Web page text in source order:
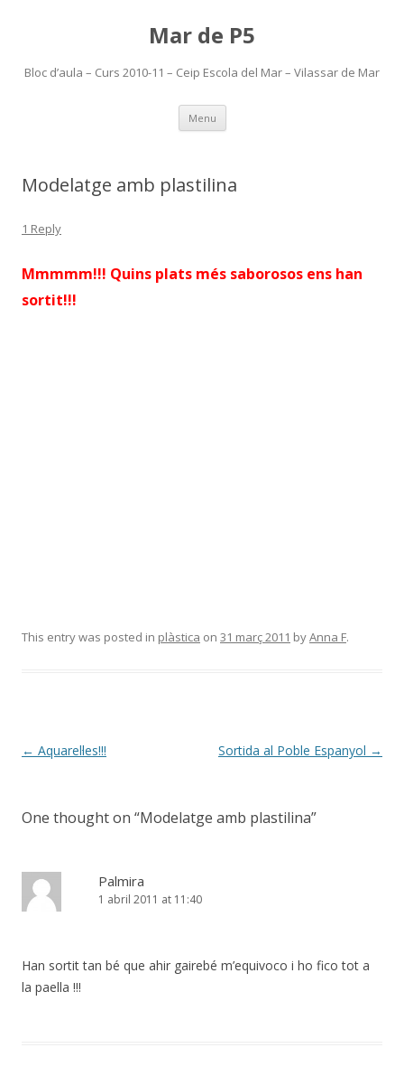
Mar de P5
Bloc d’aula – Curs 2010-11 – Ceip Escola del Mar – Vilassar de Mar
Menu Skip
content
Modelatge amb plastilina
1 Reply
Mmmmm!!! Quins plats més saborosos ens han
sortit!!!
This entry was posted in plàstica on 31 març 2011 byAnna F.
Post
← Aquarel·les!!! Sortida al Poble Espanyol →
One thought on “Modelatge amb plastilina”
Palmira
1 abril 2011 at 11:40
Han sortit tan bé que ahir gairebé m’equivoco i ho fico tot a
la paella !!!